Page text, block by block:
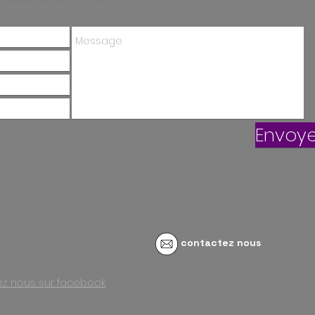
contactez nous
nous sur facebook